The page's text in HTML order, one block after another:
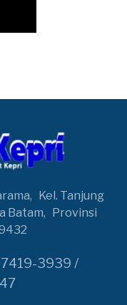
Kel. Tanjung
Batam, Provinsi
3939 /